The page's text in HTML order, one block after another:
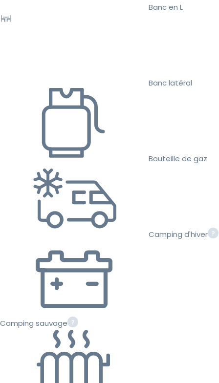
Banc en L
Banc latéral
Bouteille de gaz
Camping d'hiver
Camping sauvage